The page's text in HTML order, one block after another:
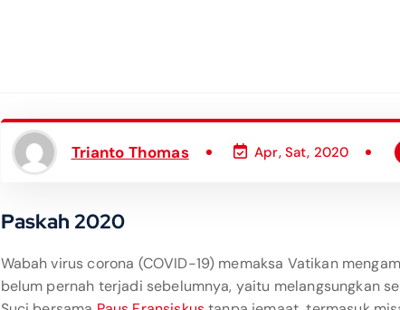
Trianto Thomas Apr, Sat, 2020
Paskah 2020
Wabah virus corona (COVID-19) memaksa Vatikan
belum pernah terjadi sebelumnya, yaitu melangsungkan